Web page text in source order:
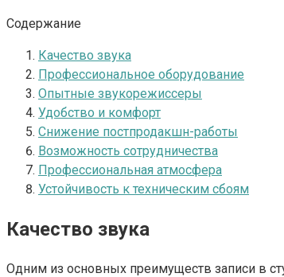
Содержание
Качество звука
Профессиональное оборудование
Опытные звукорежиссеры
Удобство и комфорт
Снижение постпродакшн-работы
Возможность сотрудничества
Профессиональная атмосфера
Устойчивость к техническим сбоям
Качество звука
Одним из основных преимуществ записи в